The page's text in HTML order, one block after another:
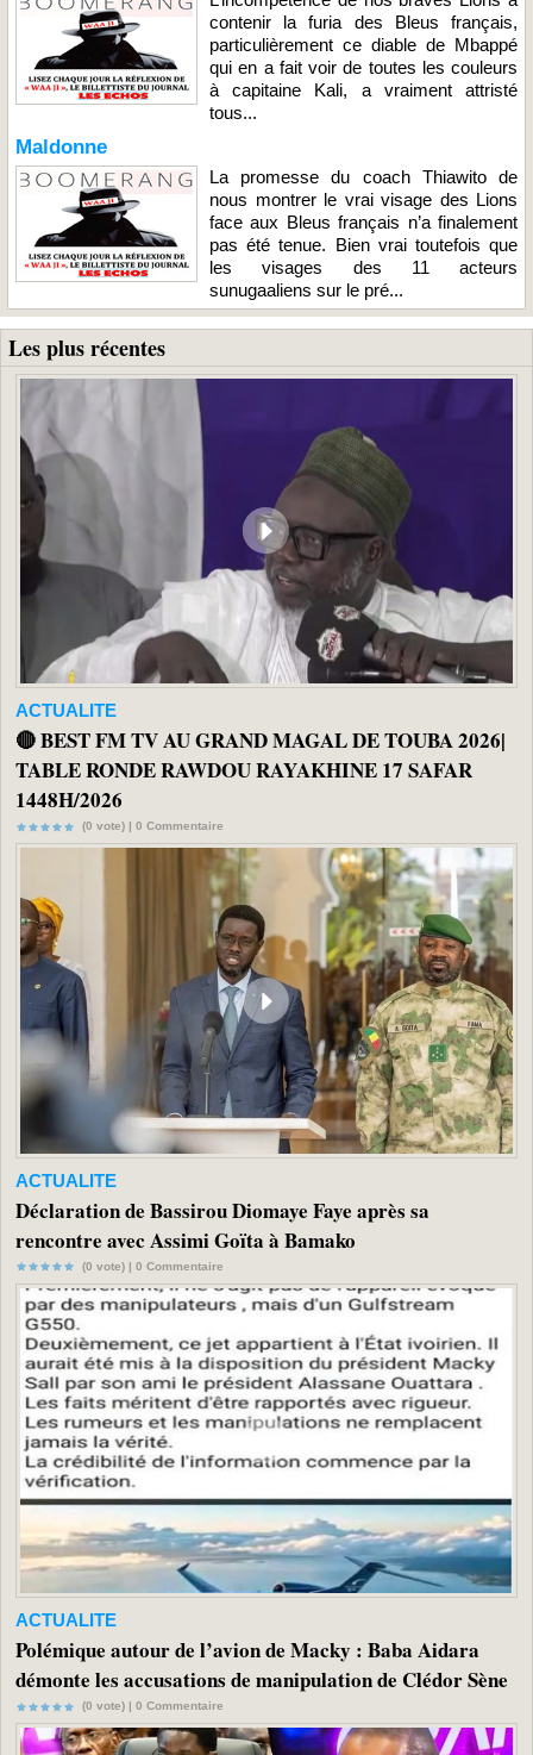
contenir la furia des Bleus français,
particulièrement ce diable de Mbappé
qui en a fait voir de toutes les couleurs
à capitaine Kali, a vraiment attristé
tous...
Maldonne
La promesse du coach Thiawito de
nous montrer le vrai visage des Lions
face aux Bleus français n’a finalement
pas été tenue. Bien vrai toutefois que
les visages des 11 acteurs
sunugaaliens sur le pré...
Les plus récentes
ACTUALITE
🔴 BEST FM TV AU GRAND MAGAL DE TOUBA 2026|
TABLE RONDE RAWDOU RAYAKHINE 17 SAFAR
1448H/2026
(0 vote) | 0 Commentaire
ACTUALITE
Déclaration de Bassirou Diomaye Faye après sa
rencontre avec Assimi Goïta à Bamako
(0 vote) | 0 Commentaire
ACTUALITE
Polémique autour de l’avion de Macky : Baba Aidara
démonte les accusations de manipulation de Clédor Sène
(0 vote) | 0 Commentaire